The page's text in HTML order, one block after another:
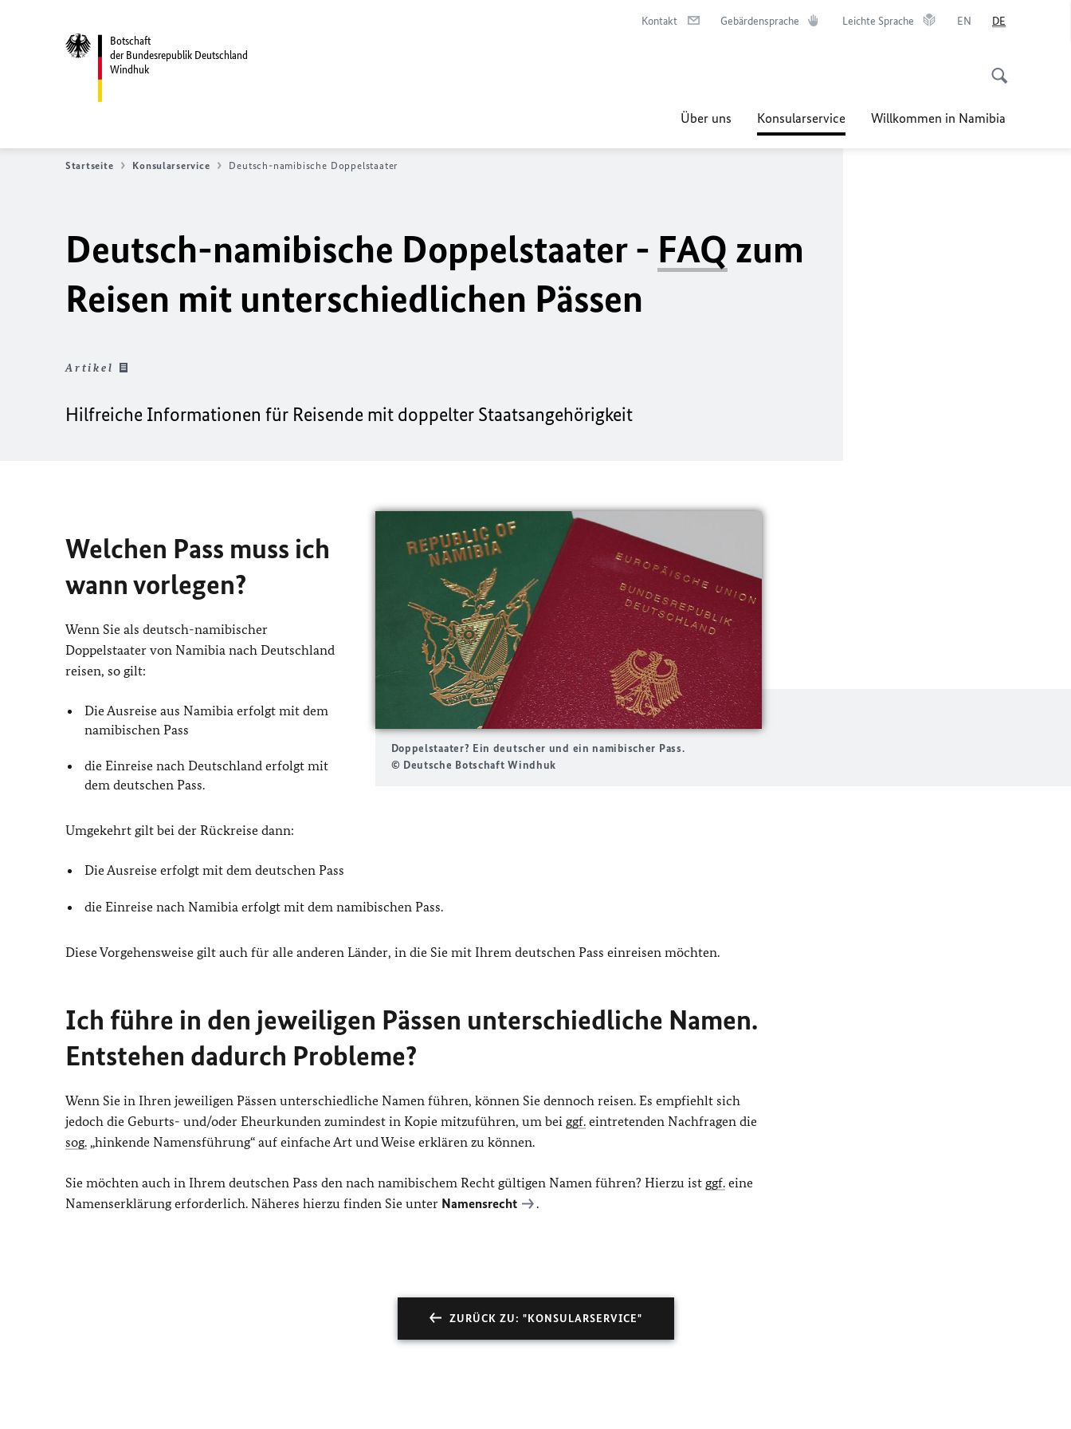
Botschaft
der Bundesrepublik Deutschland
Windhuk
Kontakt Gebärdensprache Leichte Sprache EN DE
Über uns Konsularservice Willkommen in Namibia
Startseite Konsularservice Deutsch-namibische Doppelstaater
Deutsch-namibische Doppelstaater - FAQ zum
Reisen mit unterschiedlichen Pässen
Artikel
Hilfreiche Informationen für Reisende mit doppelter Staatsangehörigkeit
Doppelstaater? Ein deutscher und ein namibischer Pass.
© Deutsche Botschaft Windhuk
Welchen Pass muss ich
wann vorlegen?
Wenn Sie als deutsch-namibischer
Doppelstaater von Namibia nach Deutschland
reisen, so gilt:
Die Ausreise aus Namibia erfolgt mit dem
namibischen Pass
die Einreise nach Deutschland erfolgt mit
dem deutschen Pass.
Umgekehrt gilt bei der Rückreise dann:
Die Ausreise erfolgt mit dem deutschen Pass
die Einreise nach Namibia erfolgt mit dem namibischen Pass.
Diese Vorgehensweise gilt auch für alle anderen Länder, in die Sie mit Ihrem deutschen Pass einreisen möchten.
Ich führe in den jeweiligen Pässen unterschiedliche Namen.
Entstehen dadurch Probleme?
Wenn Sie in Ihren jeweiligen Pässen unterschiedliche Namen führen, können Sie dennoch reisen. Es empfiehlt sich
jedoch die Geburts- und/oder Eheurkunden zumindest in Kopie mitzuführen, um bei ggf. eintretenden Nachfragen die
sog. „hinkende Namensführung“ auf einfache Art und Weise erklären zu können.
Sie möchten auch in Ihrem deutschen Pass den nach namibischem Recht gültigen Namen führen? Hierzu ist ggf. eine
Namenserklärung erforderlich. Näheres hierzu finden Sie unter Namensrecht .
ZURÜCK ZU: "KONSULARSERVICE"